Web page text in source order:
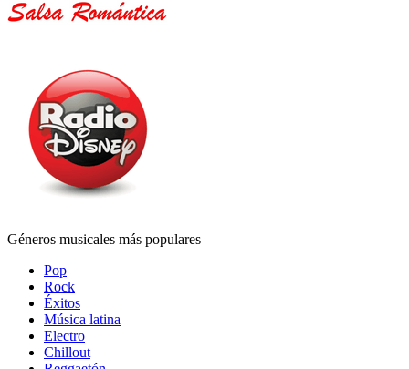
Géneros musicales más populares
Pop
Rock
Éxitos
Música latina
Electro
Chillout